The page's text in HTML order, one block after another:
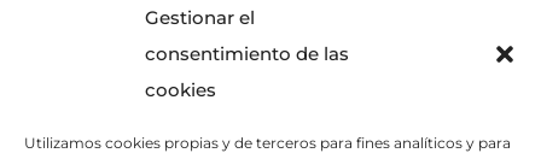
Gestionar el
consentimiento de las
cookies
Utilizamos cookies propias y de terceros para fines analíticos y para